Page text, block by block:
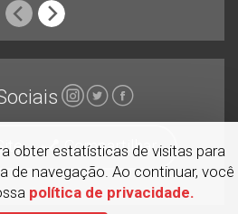
Compartilhar
obter estatísticas de visitas para
de navegação. Ao continuar, você
política de privacidade.